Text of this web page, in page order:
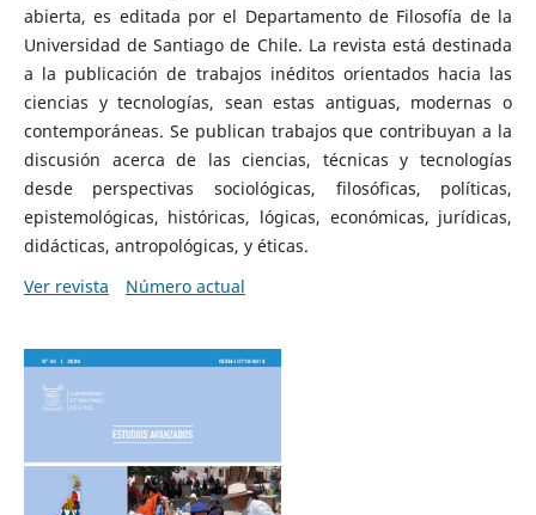
abierta, es editada por el Departamento de Filosofía de la
Universidad de Santiago de Chile. La revista está destinada
a la publicación de trabajos inéditos orientados hacia las
ciencias y tecnologías, sean estas antiguas, modernas o
contemporáneas. Se publican trabajos que contribuyan a la
discusión acerca de las ciencias, técnicas y tecnologías
desde perspectivas sociológicas, filosóficas, políticas,
epistemológicas, históricas, lógicas, económicas, jurídicas,
didácticas, antropológicas, y éticas.
Ver revista
Número actual